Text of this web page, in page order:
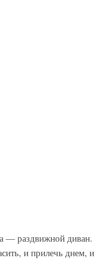
— раздвижной диван.
и прилечь днем, и